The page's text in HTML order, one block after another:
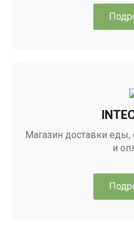
Магазин доставки
и